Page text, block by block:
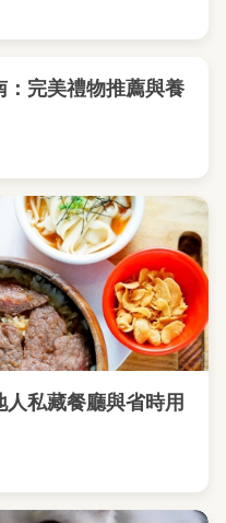
：完美禮物推薦與養
私藏餐廳與省時用